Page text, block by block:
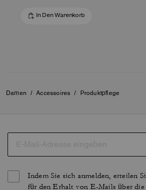
In Den Warenkorb
Damen / Accessoires / Produktpflege
Indem Sie sich anmelden, erteilen
für den Erhalt von E-Mails über die